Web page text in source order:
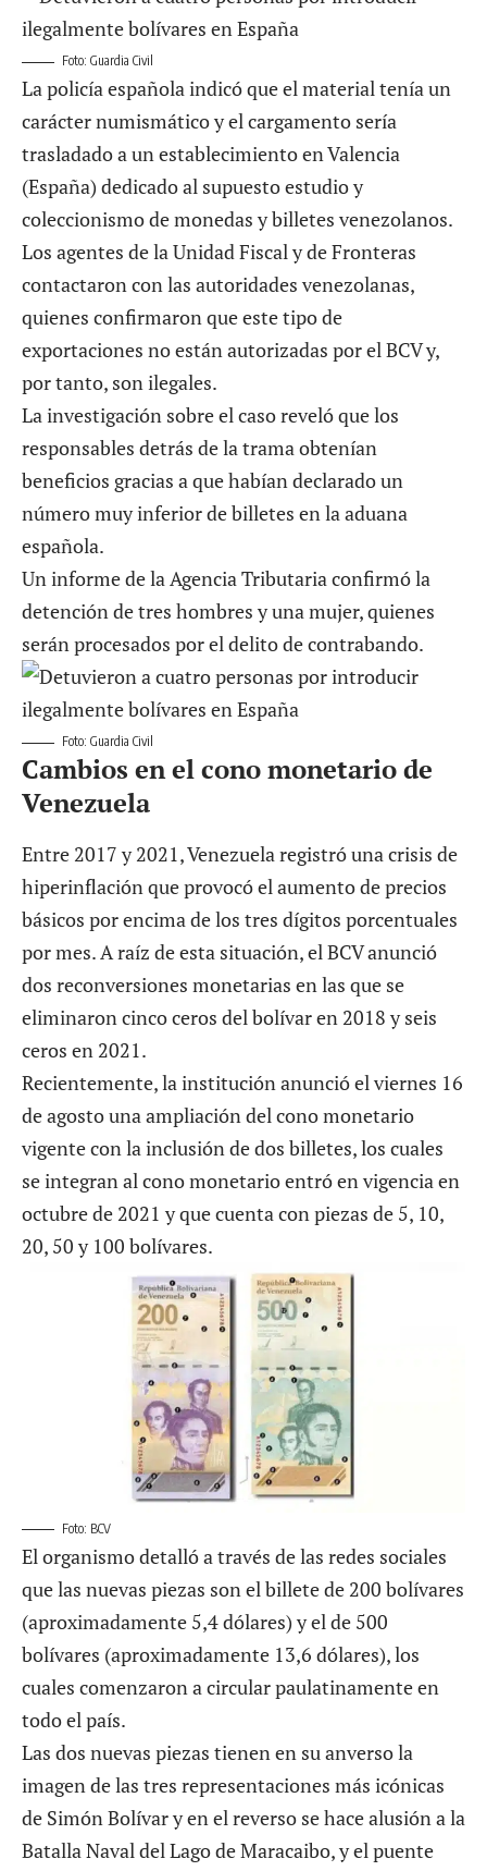
Foto: Guardia Civil
La policía española indicó que el material tenía un
carácter numismático y el cargamento sería
trasladado a un establecimiento en Valencia
(España) dedicado al supuesto estudio y
coleccionismo de monedas y billetes venezolanos.
Los agentes de laUnidad Fiscal y de Fronteras
contactaron con las autoridades venezolanas,
quienes confirmaron que este tipo de
exportaciones no están autorizadas por el BCV y,
por tanto, son ilegales.
La investigación sobre el caso reveló que los
responsables detrás de la trama obtenían
beneficios gracias a que habían declarado un
número muy inferior de billetes en la aduana
española.
Un informe de la Agencia Tributaria confirmó la
detención de tres hombres y una mujer, quienes
serán procesados por el delito de contrabando.
Foto: Guardia Civil
Cambios en el cono monetario de
Venezuela
Entre 2017 y 2021, Venezuela registró una crisis de
hiperinflación que provocó el aumento de precios
básicos por encima de los tres dígitos porcentuales
por mes. A raíz de esta situación, el BCV anunció
dos reconversiones monetarias en las que se
eliminaron cinco ceros del bolívar en 2018 y seis
ceros en 2021.
Recientemente, la institución anunció el viernes 16
de agosto una ampliación del cono monetario
vigente conla inclusión de dos billetes, los cuales
se integran al cono monetario entró en vigencia en
octubre de 2021 y que cuenta con piezas de 5, 10,
20, 50 y 100 bolívares.
Foto: BCV
El organismo detalló a través de las redes sociales
que las nuevas piezas son el billete de 200 bolívares
(aproximadamente 5,4 dólares) y el de 500
bolívares (aproximadamente 13,6 dólares), los
cuales comenzaron a circular paulatinamente en
todo el país.
Las dos nuevas piezas tienen en su anverso la
imagen de las tres representaciones más icónicas
de Simón Bolívar y en el reverso se hace alusión a la
Batalla Naval del Lago de Maracaibo, y el puente